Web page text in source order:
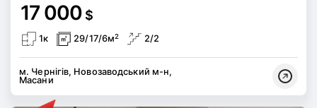
17 000 $
1к 29/17/6м2 2/2
м. Чернігів, Новозаводський м-н,
Масани